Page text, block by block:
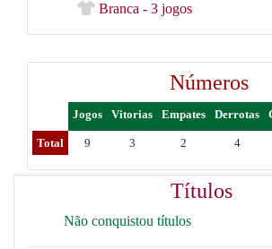
Branca - 3 jogos
Números
Jogos Vitorias Empates Derrotas
Total 9 3 2 4
Títulos
Não conquistou títulos